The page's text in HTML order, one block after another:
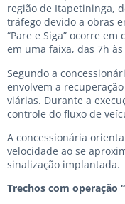
região de Itapetininga,
tráfego devido a obras
“Pare e Siga” ocorre
em uma faixa, das 7h
Segundo a
envolvem a
viárias. Durante a
controle do fluxo de
A concessionária
velocidade ao se
sinalização implantada.
Trechos com operação